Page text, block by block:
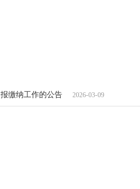
缴纳工作的公告 2026-03-09